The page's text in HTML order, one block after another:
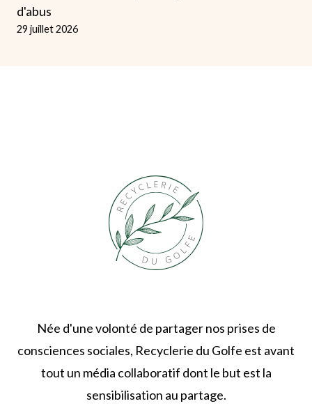
d'abus
29 juillet 2026
Née d'une volonté de partager nos prises de
consciences sociales, Recyclerie du Golfe est avant
tout un média collaboratif dont le but est la
sensibilisation au partage.